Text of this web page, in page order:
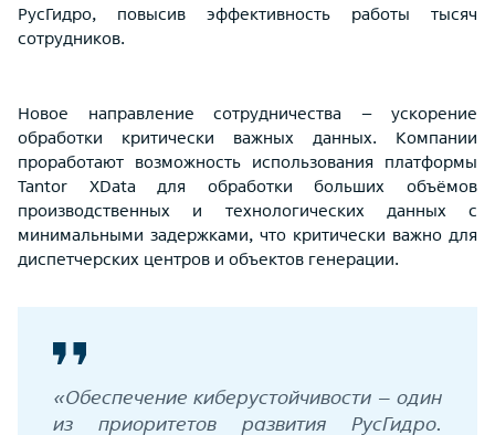
РусГидро, повысив эффективность работы тысяч
сотрудников.
Новое направление сотрудничества – ускорение
обработки критически важных данных. Компании
проработают возможность использования платформы
Tantor XData для обработки больших объёмов
производственных и технологических данных с
минимальными задержками, что критически важно для
диспетчерских центров и объектов генерации.
«Обеспечение киберустойчивости – один
из приоритетов развития РусГидро.